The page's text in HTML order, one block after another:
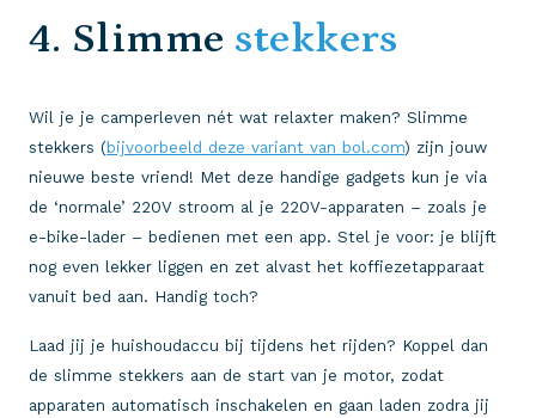
4. Slimme stekkers
Wil je je camperleven nét wat relaxter maken? Slimme
stekkers (bijvoorbeeld deze variant van bol.com) zijn jouw
nieuwe beste vriend! Met deze handige gadgets kun je via
de ‘normale’ 220V stroom al je 220V-apparaten – zoals je
e-bike-lader – bedienen met een app. Stel je voor: je blijft
nog even lekker liggen en zet alvast het koffiezetapparaat
vanuit bed aan. Handig toch?
Laad jij je huishoudaccu bij tijdens het rijden? Koppel dan
de slimme stekkers aan de start van je motor, zodat
apparaten automatisch inschakelen en gaan laden zodra jij